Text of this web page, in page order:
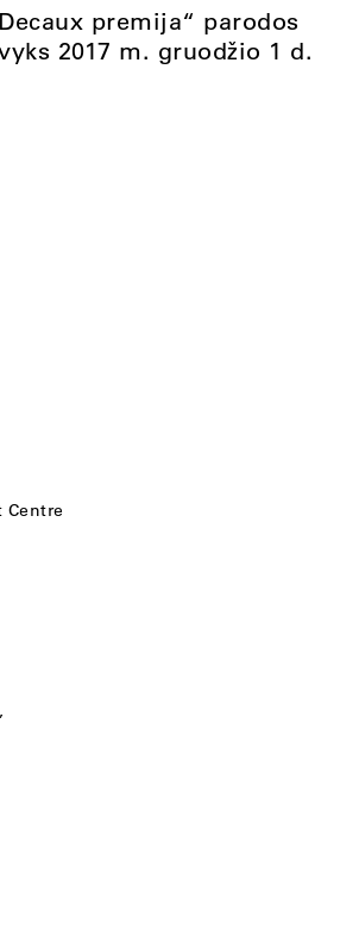
premija“ parodos
2017 m. gruodžio 1 d.
Centre